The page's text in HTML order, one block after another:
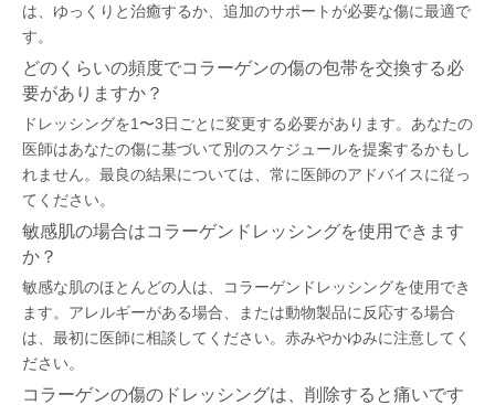
は、ゆっくりと治癒するか、追加のサポートが必要な傷に最適で
す。
どのくらいの頻度でコラーゲンの傷の包帯を交換する必
要がありますか？
ドレッシングを1〜3日ごとに変更する必要があります。あなたの
医師はあなたの傷に基づいて別のスケジュールを提案するかもし
れません。最良の結果については、常に医師のアドバイスに従っ
てください。
敏感肌の場合はコラーゲンドレッシングを使用できます
か？
敏感な肌のほとんどの人は、コラーゲンドレッシングを使用でき
ます。アレルギーがある場合、または動物製品に反応する場合
は、最初に医師に相談してください。赤みやかゆみに注意してく
ださい。
コラーゲンの傷のドレッシングは、削除すると痛いです